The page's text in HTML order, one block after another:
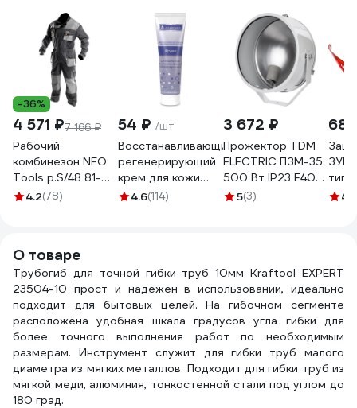
-36%
4 571 ₽7 166 ₽
Рабочий
комбинезон NEO
Tools p.S/48 81-
250-S
4.2(78)
54 ₽ /шт
Восстанавливающий
регенерирующий
крем для кожи
АЛИРАНТА 100мл
4.6(114)
3 672 ₽
Прожектор TDM
ELECTRIC ПЗМ-35
500 Вт IP23 Е40
УХЛ1 SQ0317-
5(3)
68
типа
4.2
О товаре
Трубогиб для точной гибки труб 10мм Kraftool EXPERT
23504-10 прост и надежен в использовании, идеально
подходит для бытовых целей. На гибочном сегменте
расположена удобная шкала градусов угла гибки для
более точного выполнения работ по необходимым
размерам. Инструмент служит для гибки труб малого
диаметра из мягких металлов. Подходит для гибки труб из
мягкой меди, алюминия, тонкостенной стали под углом до
180 град.